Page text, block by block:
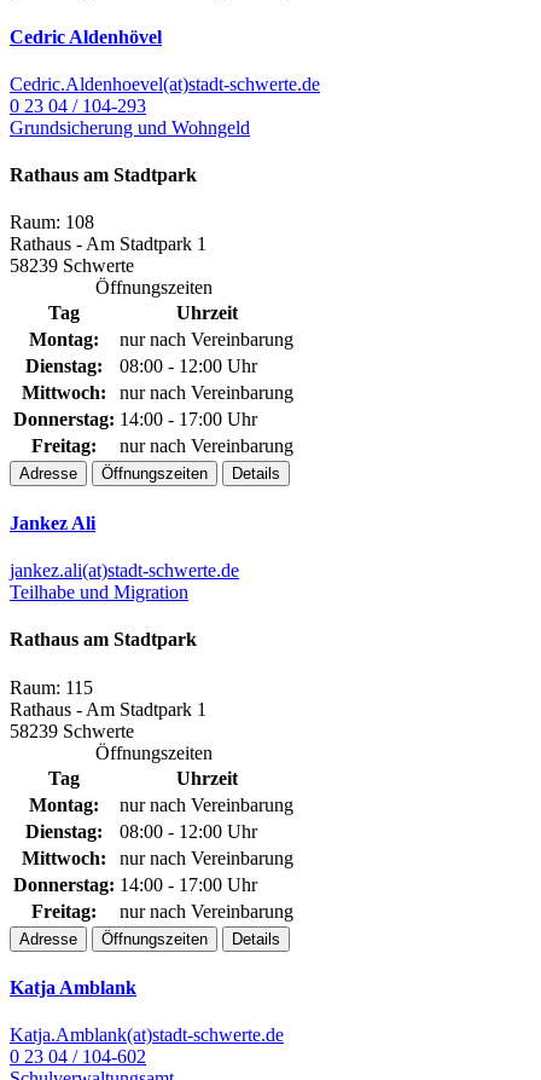
Cedric Aldenhövel
Cedric.Aldenhoevel(at)stadt-schwerte.de
0 23 04 / 104-293
Grundsicherung und Wohngeld
Rathaus am Stadtpark
Raum: 108
Rathaus - Am Stadtpark 1
58239 Schwerte
Öffnungszeiten
Tag
Uhrzeit
Montag:
nur nach Vereinbarung
Dienstag:
08:00 - 12:00 Uhr
Mittwoch:
nur nach Vereinbarung
Donnerstag: 14:00 - 17:00 Uhr
Freitag:
nur nach Vereinbarung
Adresse Öffnungszeiten Details
Jankez Ali
jankez.ali(at)stadt-schwerte.de
Teilhabe und Migration
Rathaus am Stadtpark
Raum: 115
Rathaus - Am Stadtpark 1
58239 Schwerte
Öffnungszeiten
Tag
Uhrzeit
Montag:
nur nach Vereinbarung
Dienstag:
08:00 - 12:00 Uhr
Mittwoch:
nur nach Vereinbarung
Donnerstag: 14:00 - 17:00 Uhr
Freitag:
nur nach Vereinbarung
Adresse Öffnungszeiten Details
Katja Amblank
Katja.Amblank(at)stadt-schwerte.de
0 23 04 / 104-602